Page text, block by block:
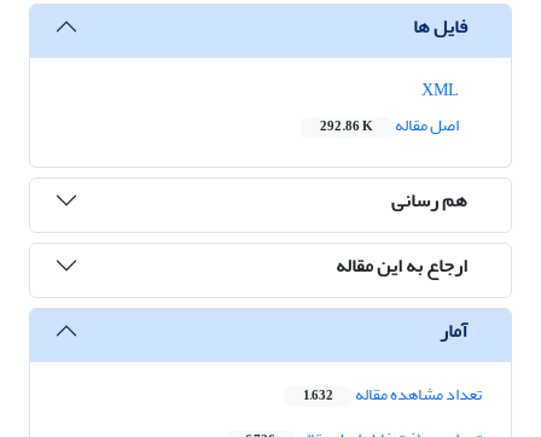
فایل ها
اصل مقاله
292.86 K
هم رسانی
ارجاع به این مقاله
آمار
تعداد مشاهده مقاله 1,632